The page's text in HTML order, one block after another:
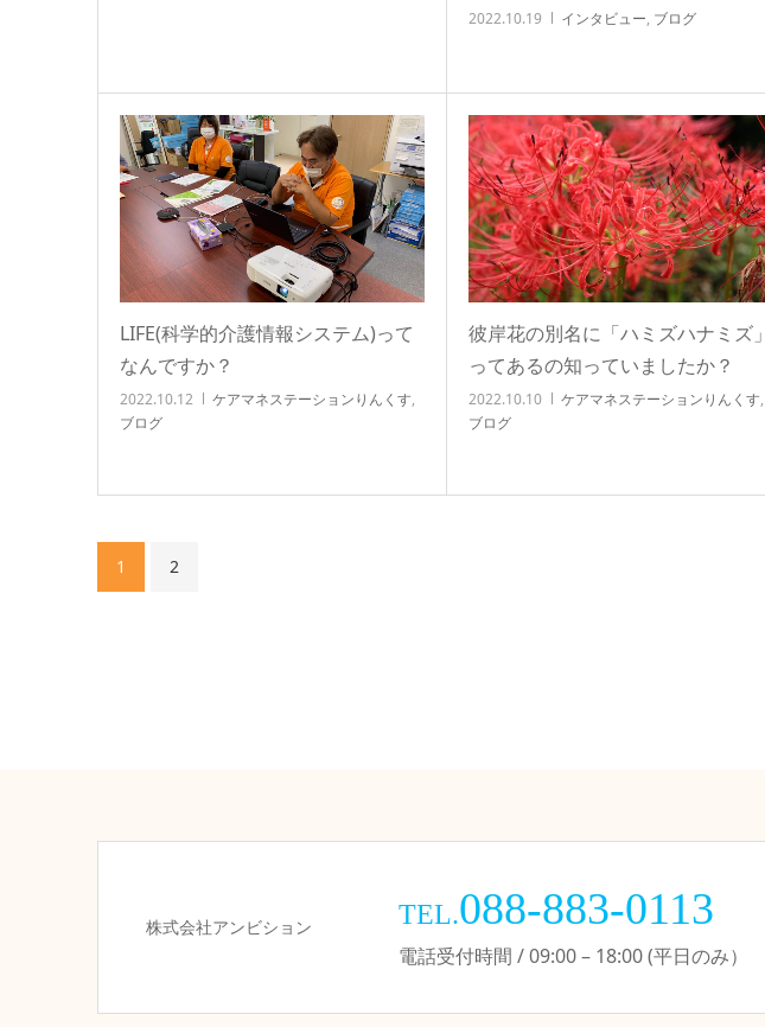
2022.10.19 インタビュー, ブログ
LIFE(科学的介護情報システム)って
なんですか？
2022.10.12 ケアマネステーションりんくす,
ブログ
彼岸花の別名に「ハミズハナミズ」
ってあるの知っていましたか？
2022.10.10 ケアマネステーションりんくす,
ブログ
1 2
株式会社アンビション TEL.088-883-0113
電話受付時間 / 09:00 – 18:00 (平日のみ）